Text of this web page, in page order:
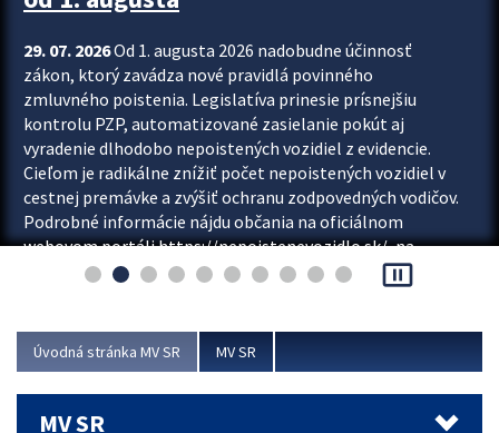
29. 07. 2026Od 1. augusta 2026 nadobudne účinnosť
zákon, ktorý zavádza nové pravidlá povinného
zmluvného poistenia. Legislatíva prinesie prísnejšiu
kontrolu PZP, automatizované zasielanie pokút aj
vyradenie dlhodobo nepoistených vozidiel z evidencie.
Cieľom je radikálne znížiť počet nepoistených vozidiel v
cestnej premávke a zvýšiť ochranu zodpovedných vodičov.
Podrobné informácie nájdu občania na oficiálnom
webovom portáli https://nepoistenevozidlo.sk/, na
ktorom od augusta pribudne aj možnosť overiť si...
pause_presentation
Úvodná stránka MV SR MV SR
MV SR